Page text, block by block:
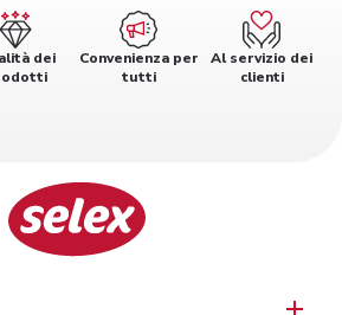
dei
Convenienza per
tutti
Al servizio dei
clienti